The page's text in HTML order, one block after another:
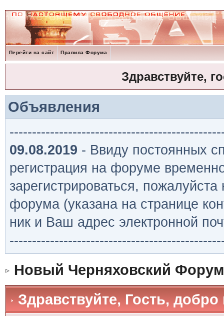
Перейти на сайт Правила Форума
Здравствуйте,
Объявления
09.08.2019 - Ввиду постоянных
регистрация на форуме
зарегистрироваться,
форума (указана на странице
ник и Ваш адрес электронной
Новый Черняховский Форум
Здравствуйте, Гость,